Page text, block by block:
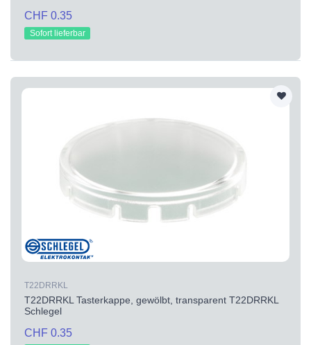
CHF 0.35
Sofort lieferbar
T22DRRKL
T22DRRKL Tasterkappe, gewölbt, transparent T22DRRKL
Schlegel
CHF 0.35